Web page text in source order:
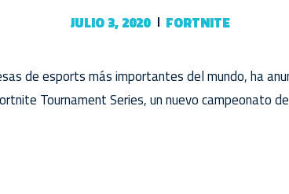
JULIO 3, 2020 FORTNITE
de esports más importantes del mundo, ha
Tournament Series, un nuevo campeonato